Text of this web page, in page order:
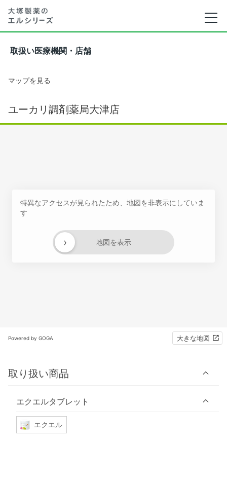
取扱い医療機関・店舗
マップを見る
ユーカリ調剤薬局大津店
特異なアクセスが見られたため、地図を非表示にしていま
す
地図を表示
›
Powered by GOGA 大きな地図
取り扱い商品
エクエルタブレット
エクエル